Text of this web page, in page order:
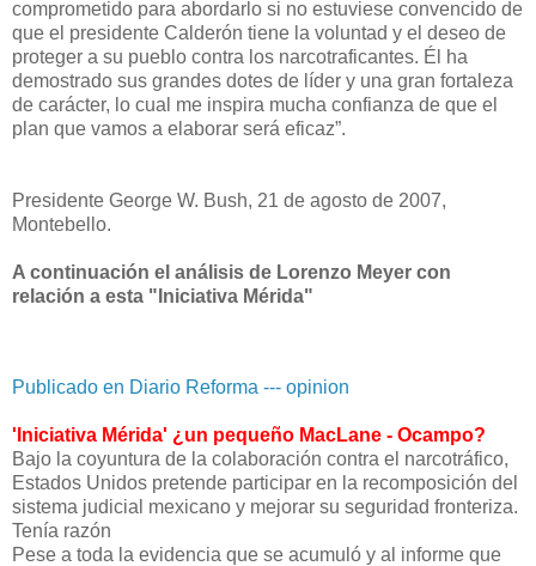
comprometido para abordarlo si no estuviese convencido de
que el presidente Calderón tiene la voluntad y el deseo de
proteger a su pueblo contra los narcotraficantes. Él ha
demostrado sus grandes dotes de líder y una gran fortaleza
de carácter, lo cual me inspira mucha confianza de que el
plan que vamos a elaborar será eficaz”.
Presidente George W. Bush, 21 de agosto de 2007,
Montebello.
A continuación el análisis de Lorenzo Meyer con
relación a esta "Iniciativa Mérida"
Publicado en Diario Reforma --- opinion
'Iniciativa Mérida' ¿un pequeño MacLane - Ocampo?
Bajo la coyuntura de la colaboración contra el narcotráfico,
Estados Unidos pretende participar en la recomposición del
sistema judicial mexicano y mejorar su seguridad fronteriza.
Tenía razón
Pese a toda la evidencia que se acumuló y al informe que